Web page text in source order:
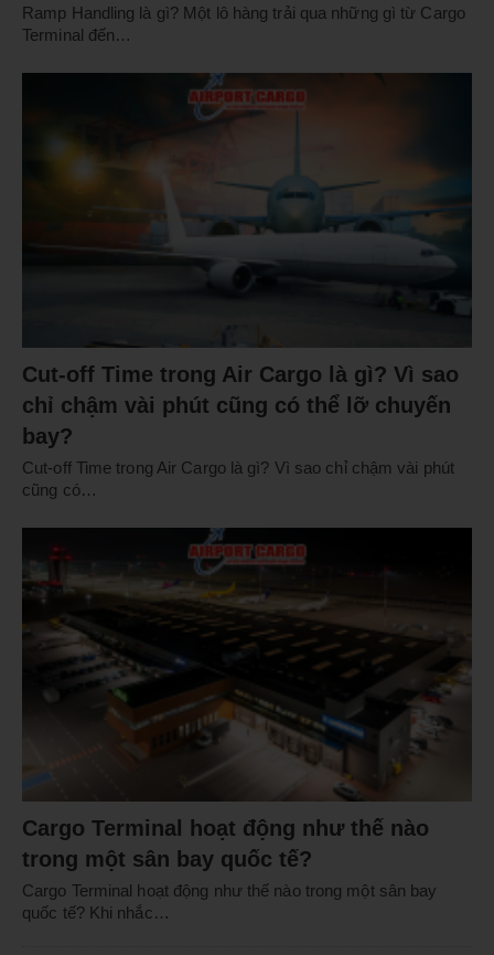
Ramp Handling là gì? Một lô hàng trải qua những gì từ Cargo
Terminal đến…
Cut-off Time trong Air Cargo là gì? Vì sao
chỉ chậm vài phút cũng có thể lỡ chuyến
bay?
Cut-off Time trong Air Cargo là gì? Vì sao chỉ chậm vài phút
cũng có…
Cargo Terminal hoạt động như thế nào
trong một sân bay quốc tế?
Cargo Terminal hoạt động như thế nào trong một sân bay
quốc tế? Khi nhắc…